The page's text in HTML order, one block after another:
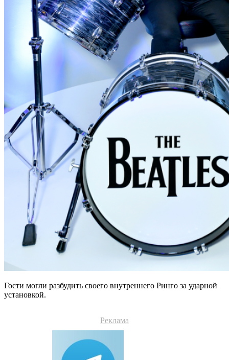
Гости могли разбудить своего внутреннего Ринго за ударной
установкой.
Реклама